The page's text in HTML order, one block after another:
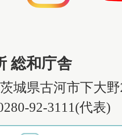
総和庁舎
城県古河市下大
92-3111(代表)